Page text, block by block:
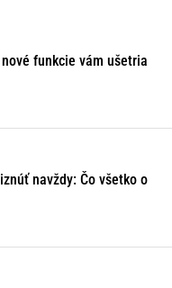
funkcie vám ušetria
navždy: Čo všetko o